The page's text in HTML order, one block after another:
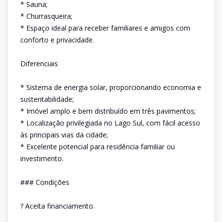
* Sauna;
* Churrasqueira;
* Espaço ideal para receber familiares e amigos com
conforto e privacidade.
Diferenciais
* Sistema de energia solar, proporcionando economia e
sustentabilidade;
* Imóvel amplo e bem distribuído em três pavimentos;
* Localização privilegiada no Lago Sul, com fácil acesso
às principais vias da cidade;
* Excelente potencial para residência familiar ou
investimento.
### Condições
? Aceita financiamento.